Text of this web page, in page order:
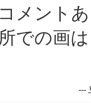
メント
での画
---